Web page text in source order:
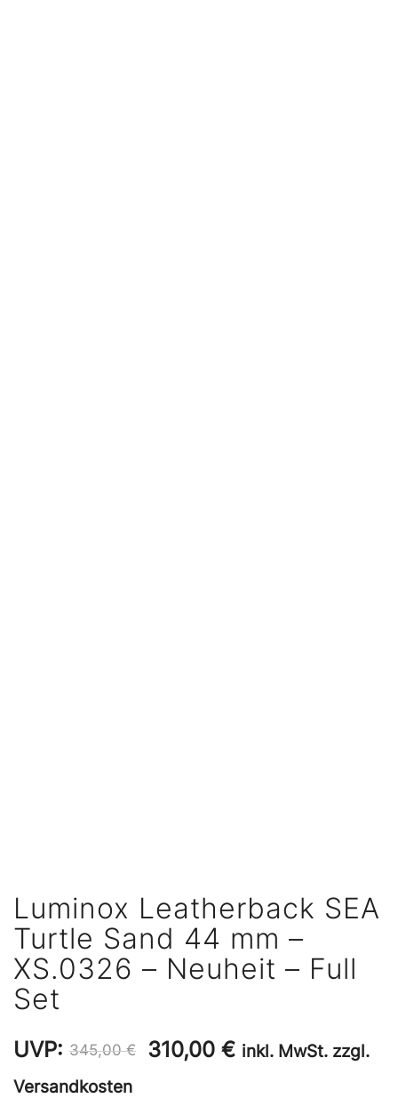
Luminox Leatherback SEA
Turtle Sand 44 mm –
XS.0326 – Neuheit – Full
Set
UVP: 345,00€
Ursprünglicher
310,00 €Aktueller
inkl. MwSt. zzgl.
Versandkosten